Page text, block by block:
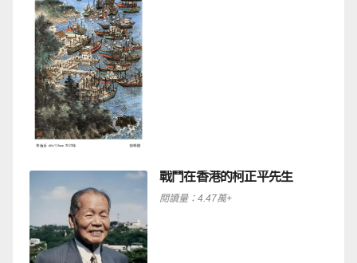
戰鬥在香港的柯正平先生
閱讀量：4.47萬+